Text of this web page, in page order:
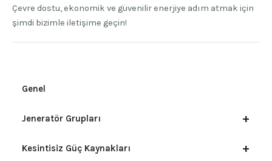
Genel
+
Jeneratör Grupları
+
Kesintisiz Güç Kaynakları
Çevre dostu, ekonomik ve güvenilir enerjiye adım atmak için
şimdi bizimle iletişime geçin!